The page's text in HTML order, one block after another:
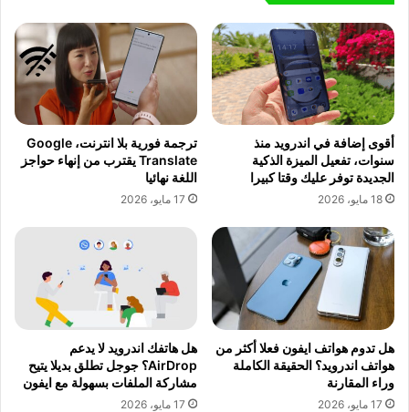
أقوى إضافة في اندرويد منذ
سنوات، تفعيل الميزة الذكية
الجديدة توفر عليك وقتا كبيرا
18 مايو، 2026
ترجمة فورية بلا انترنت، Google
Translate يقترب من إنهاء حواجز
اللغة نهائيا
17 مايو، 2026
هل تدوم هواتف ايفون فعلا أكثر من
هواتف اندرويد؟ الحقيقة الكاملة
وراء المقارنة
17 مايو، 2026
هل هاتفك اندرويد لا يدعم
AirDrop؟ جوجل تطلق بديلا يتيح
مشاركة الملفات بسهولة مع ايفون
17 مايو، 2026